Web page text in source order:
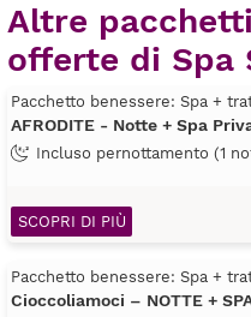
Altre
offerte di Spa
Pacchetto benessere: Spa +
AFRODITE - Notte + Spa
Incluso pernottamento (1
SCOPRI DI PIÙ
Pacchetto benessere: Spa +
Cioccoliamoci – NOTTE +